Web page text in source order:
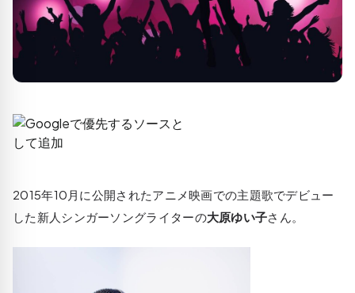
2015年10月に公開されたアニメ映画での主題歌でデビュー
した新人シンガーソングライターの大原ゆい子さん。